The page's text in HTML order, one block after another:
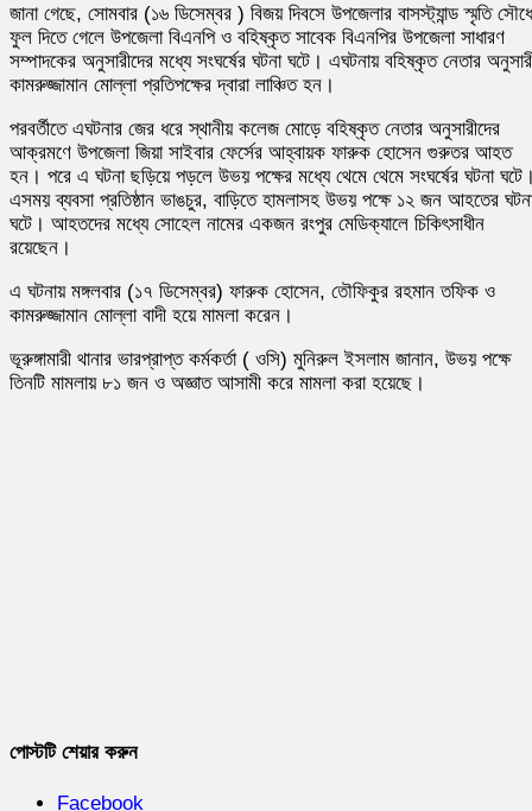
জানা গেছে, সোমবার (১৬ ডিসেম্বর ) বিজয় দিবসে উপজেলার বাসস্ট্যান্ড স্মৃতি সৌধে
ফুল দিতে গেলে উপজেলা বিএনপি ও বহিষ্কৃত সাবেক বিএনপির উপজেলা সাধারণ
সম্পাদকের অনুসারীদের মধ্যে সংঘর্ষের ঘটনা ঘটে। এঘটনায় বহিষ্কৃত নেতার
কামরুজ্জামান মোল্লা প্রতিপক্ষের দ্বারা লাঞ্চিত হন।
পরবর্তীতে এঘটনার জের ধরে স্থানীয় কলেজ মোড়ে বহিষ্কৃত নেতার অনুসারীদের
আক্রমণে উপজেলা জিয়া সাইবার ফের্সের আহ্বায়ক ফারুক হোসেন গুরুতর আহত
হন। পরে এ ঘটনা ছড়িয়ে পড়লে উভয় পক্ষের মধ্যে থেমে থেমে সংঘর্ষের ঘটনা
এসময় ব্যবসা প্রতিষ্ঠান ভাঙচুর, বাড়িতে হামলাসহ উভয় পক্ষে ১২ জন আহতের
ঘটে। আহতদের মধ্যে সোহেল নামের একজন রংপুর মেডিক্যালে চিকিৎসাধীন
রয়েছেন।
এ ঘটনায় মঙ্গলবার (১৭ ডিসেম্বর) ফারুক হোসেন, তৌফিকুর রহমান তফিক ও
কামরুজ্জামান মোল্লা বাদী হয়ে মামলা করেন।
ভূরুঙ্গামারী থানার ভারপ্রাপ্ত কর্মকর্তা ( ওসি) মুনিরুল ইসলাম জানান, উভয় পক্ষে
তিনটি মামলায় ৮১ জন ও অজ্ঞাত আসামী করে মামলা করা হয়েছে।
পোস্টটি শেয়ার করুন
Facebook